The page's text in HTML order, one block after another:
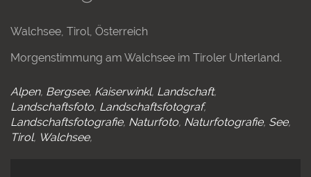
Walchsee, Tirol, Österreich
Morgenstimmung am Walchsee im Tiroler Unterland.
Alpen Bergsee Kaiserwinkl Landschaft
Landschaftsfoto Landschaftsfotograf
Landschaftsfotografie Naturfoto Naturfotografie See
Tirol Walchsee